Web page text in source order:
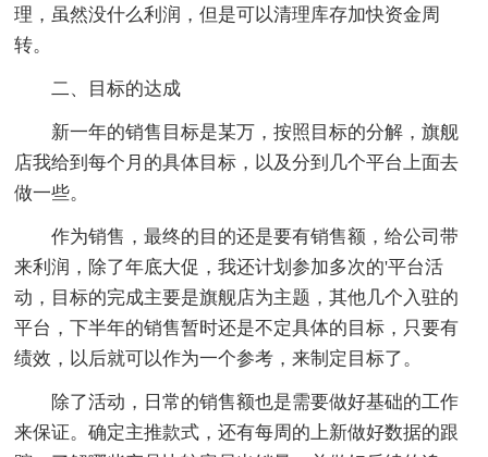
理，虽然没什么利润，但是可以清理库存加快资金周
转。
二、目标的达成
新一年的销售目标是某万，按照目标的分解，旗舰
店我给到每个月的具体目标，以及分到几个平台上面去
做一些。
作为销售，最终的目的还是要有销售额，给公司带
来利润，除了年底大促，我还计划参加多次的'平台活
动，目标的完成主要是旗舰店为主题，其他几个入驻的
平台，下半年的销售暂时还是不定具体的目标，只要有
绩效，以后就可以作为一个参考，来制定目标了。
除了活动，日常的销售额也是需要做好基础的工作
来保证。确定主推款式，还有每周的上新做好数据的跟